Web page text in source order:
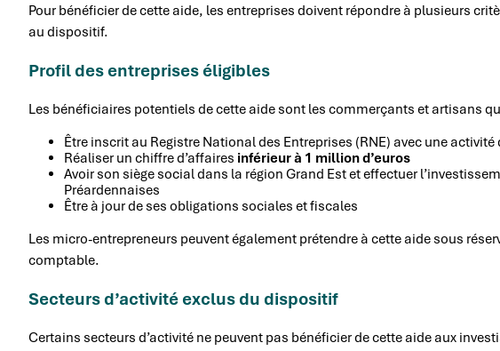
Pour bénéficier de cette aide, les entreprises doivent répondre à plusieurs
au dispositif.
Profil des entreprises éligibles
Les bénéficiaires potentiels de cette aide sont les commerçants et artisans
Être inscrit au Registre National des Entreprises (RNE) avec une activité
Réaliser un chiffre d’affaires inférieur à 1 million d’euros
Avoir son siège social dans la région Grand Est et effectuer
Préardennaises
Être à jour de ses obligations sociales et fiscales
Les micro-entrepreneurs peuvent également prétendre à cette aide sous
comptable.
Secteurs d’activité exclus du dispositif
Certains secteurs d’activité ne peuvent pas bénéficier de cette aide aux